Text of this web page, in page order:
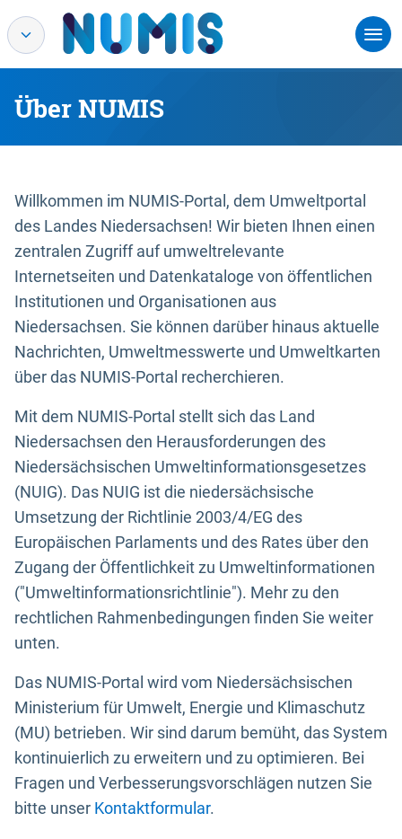
Über NUMIS
Willkommen im NUMIS-Portal, dem Umweltportal
des Landes Niedersachsen! Wir bieten Ihnen einen
zentralen Zugriff auf umweltrelevante
Internetseiten und Datenkataloge von öffentlichen
Institutionen und Organisationen aus
Niedersachsen. Sie können darüber hinaus aktuelle
Nachrichten, Umweltmesswerte und Umweltkarten
über das NUMIS-Portal recherchieren.
Mit dem NUMIS-Portal stellt sich das Land
Niedersachsen den Herausforderungen des
Niedersächsischen Umweltinformationsgesetzes
(NUIG). Das NUIG ist die niedersächsische
Umsetzung der Richtlinie 2003/4/EG des
Europäischen Parlaments und des Rates über den
Zugang der Öffentlichkeit zu Umweltinformationen
("Umweltinformationsrichtlinie"). Mehr zu den
rechtlichen Rahmenbedingungen finden Sie weiter
unten.
Das NUMIS-Portal wird vom Niedersächsischen
Ministerium für Umwelt, Energie und Klimaschutz
(MU) betrieben. Wir sind darum bemüht, das System
kontinuierlich zu erweitern und zu optimieren. Bei
Fragen und Verbesserungsvorschlägen nutzen Sie
bitte unser Kontaktformular.